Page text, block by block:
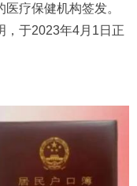
疗保健机构签发。
，于2023年4月1日正